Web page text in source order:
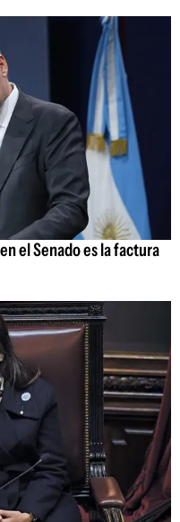
el Senado es la factura